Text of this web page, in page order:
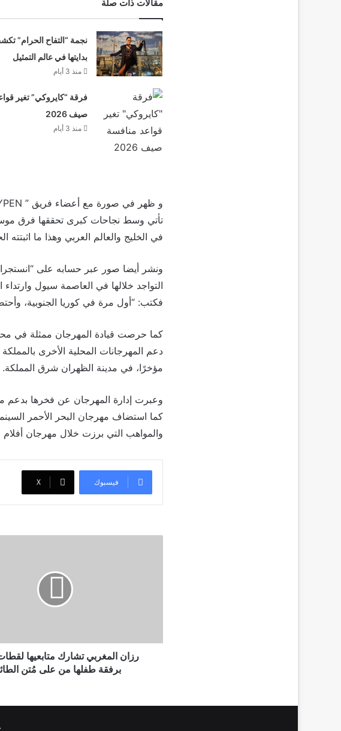
مقالات ذات صلة
نجمة “التفاح الحرام”
بدايتها في عالم التمثيل
منذ 3 أيام
فرقة “كايروكي” تغير
صيف 2026
منذ 3 أيام
في الخليج والعالم العربي وهذا ما
ونشر أيضا صور عبر حسابه على
التواجد خلالها في العاصمة سيول
فكتب: “أول مرة في كوريا الجنوبية،
كما حرصت قيادة المهرجان ممثلة في
دعم المهرجانات المحلية الأخرى
مؤخرًا، في مدينة الظهران شرق المملكة.
وعبرت إدارة المهرجان عن فخرها بدعم
كما استضاف مهرجان البحر الأحمر
والمواهب التي برزت خلال مهرجان أفلام
فيسبوك ‫X
من
رزان المغربي تشارك متابعيها
برفقة طفلها من على مُتن